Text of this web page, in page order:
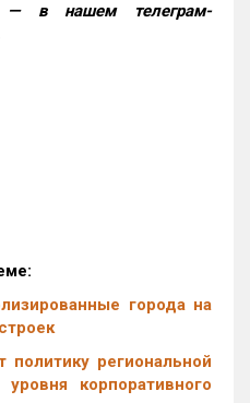
— в нашем телеграм-
города на
региональной
корпоративного